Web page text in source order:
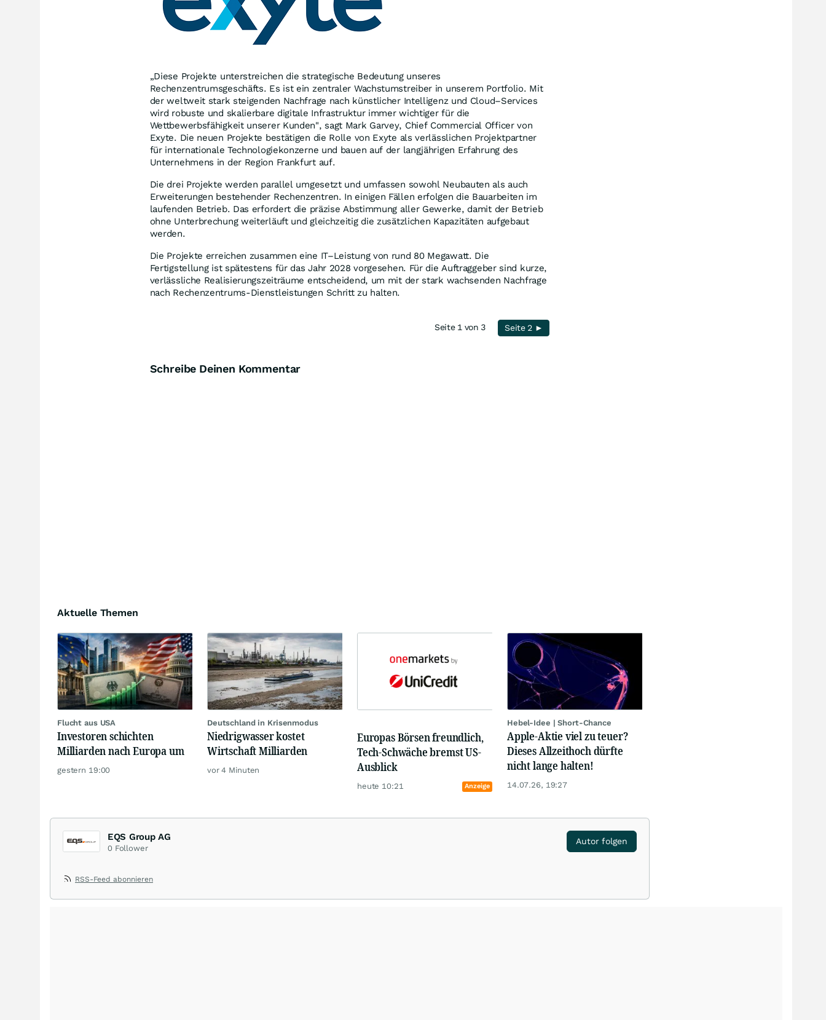
„Diese Projekte unterstreichen die strategische Bedeutung unseres
Rechenzentrumsgeschäfts. Es ist ein zentraler Wachstumstreiber in unserem Portfolio. Mit
der weltweit stark steigenden Nachfrage nach künstlicher Intelligenz und Cloud–Services
wird robuste und skalierbare digitale Infrastruktur immer wichtiger für die
Wettbewerbsfähigkeit unserer Kunden", sagt Mark Garvey, Chief Commercial Officer von
Exyte. Die neuen Projekte bestätigen die Rolle von Exyte als verlässlichen Projektpartner
für internationale Technologiekonzerne und bauen auf der langjährigen Erfahrung des
Unternehmens in der Region Frankfurt auf.
Die drei Projekte werden parallel umgesetzt und umfassen sowohl Neubauten als auch
Erweiterungen bestehender Rechenzentren. In einigen Fällen erfolgen die Bauarbeiten im
laufenden Betrieb. Das erfordert die präzise Abstimmung aller Gewerke, damit der Betrieb
ohne Unterbrechung weiterläuft und gleichzeitig die zusätzlichen Kapazitäten aufgebaut
werden.
Die Projekte erreichen zusammen eine IT–Leistung von rund 80 Megawatt. Die
Fertigstellung ist spätestens für das Jahr 2028 vorgesehen. Für die Auftraggeber sind kurze,
verlässliche Realisierungszeiträume entscheidend, um mit der stark wachsenden Nachfrage
nach Rechenzentrums-Dienstleistungen Schritt zu halten.
Seite 1 von 3 Seite 2 ►
Schreibe Deinen Kommentar
Aktuelle Themen
Flucht aus USA
Investoren schichten
Milliarden nach Europa um
gestern 19:00
Deutschland in Krisenmodus
Niedrigwasser kostet
Wirtschaft Milliarden
vor 4 Minuten
Europas Börsen freundlich,
Tech-Schwäche bremst US-
Ausblick
heute 10:21 Anzeige
Hebel-Idee | Short-Chance
Apple-Aktie viel zu teuer?
Dieses Allzeithoch dürfte
nicht lange halten!
14.07.26, 19:27
EQS Group AG
0 Follower
Autor folgen
RSS-Feed abonnieren